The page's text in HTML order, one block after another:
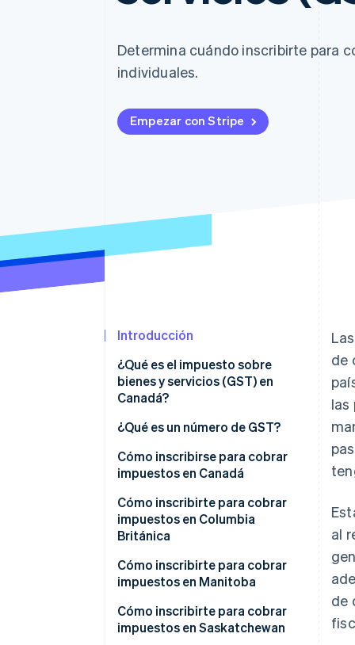
Determina cuándo inscribirte para
individuales.
Empezar con Stripe
Introducción
¿Qué es el impuesto sobre
bienes y servicios (GST) en
Canadá?
¿Qué es un número de GST?
Cómo inscribirse para cobrar
impuestos en Canadá
Cuándo registrarse
Cómo inscribirse para cobrar
Cómo inscribirte para cobrar
impuestos en Columbia
Británica
Cuándo inscribirte
Cómo inscribirte para cobrar
impuestos en Columbia
Británica
Cómo inscribirte para cobrar
impuestos en Manitoba
Cuándo registrarse
Cómo inscribirte para cobrar
Cómo inscribirte para cobrar
impuestos en Saskatchewan
de
las
al
de